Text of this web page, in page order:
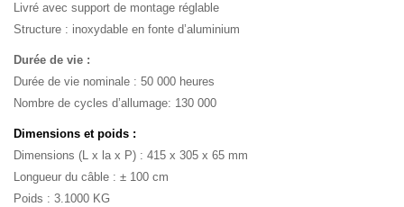
Livré avec support de montage réglable
Structure : inoxydable en fonte d’aluminium
Durée de vie :
Durée de vie nominale : 50 000 heures
Nombre de cycles d’allumage: 130 000
Dimensions et poids :
Dimensions (L x la x P) : 415 x 305 x 65 mm
Longueur du câble : ± 100 cm
Poids : 3.1000 KG